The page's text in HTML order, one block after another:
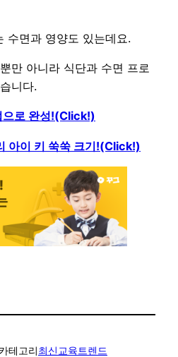
수면과 영양도 있는데요.
만 아니라 식단과 수면 프로
니다.
으로 완성!(Click!)
아이 키 쑥쑥 크기!(Click!)
카테고리최신교육트렌드